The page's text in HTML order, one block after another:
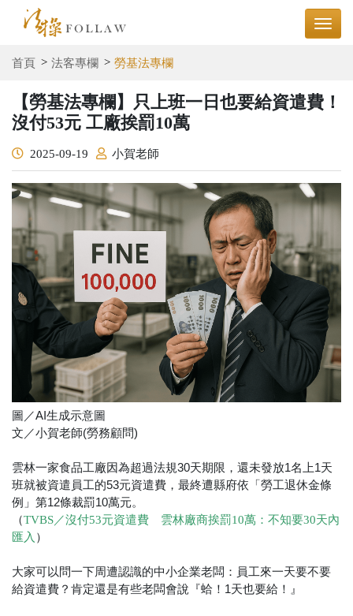
首頁 法客專欄 勞基法專欄
【勞基法專欄】只上班一日也要給資遣費！
沒付53元 工廠挨罰10萬
2025-09-19 小賀老師
圖／AI生成示意圖
文／小賀老師(勞務顧問)
雲林一家食品工廠因為超過法規30天期限，還未發放1名上1天
班就被資遣員工的53元資遣費，最終遭縣府依「勞工退休金條
例」第12條裁罰10萬元。
（TVBS／沒付53元資遣費 雲林廠商挨罰10萬：不知要30天內
匯入 ）
大家可以問一下周遭認識的中小企業老闆：員工來一天要不要
給資遣費？肯定還是有些老闆會說『蛤！1天也要給！』